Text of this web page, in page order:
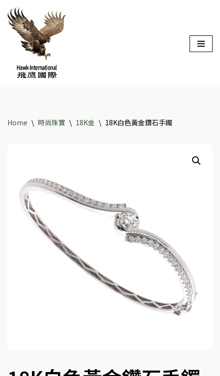
Skip
content
Home \ 時尚珠寶 \ 18K金 \ 18K白色黃金鑽石手鐲